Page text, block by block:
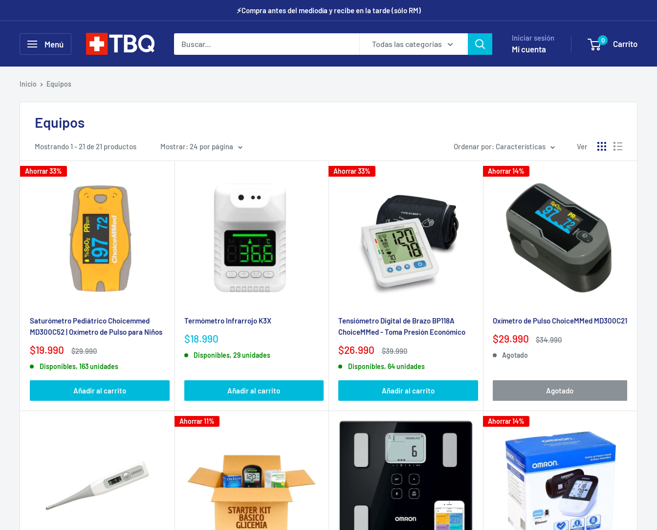
directamente
contenido
⚡Compra antes del mediodía y recibe en la tarde (sólo RM)
Menú tubotiquin.cl Todas las categorias
Iniciar sesión
Mi cuenta
0 Carrito
Inicio Equipos
Equipos
Mostrando 1 - 21 de 21 productos Mostrar: 24 por página Ordenar por: Características Ver
Ahorrar 33%
Saturómetro Pediátrico Choicemmed
MD300C52 | Oxímetro de Pulso para Niños
Precio
venta
$19.990
Precio
$29.990
Disponibles, 163 unidades
Añadir al carrito
Termómetro Infrarrojo K3X
Precio
venta
$18.990
Disponibles, 29 unidades
Añadir al carrito
Ahorrar 33%
Tensiómetro Digital de Brazo BP118A
ChoiceMMed - Toma Presión Económico
Precio
venta
$26.990
Precio
$39.990
Disponibles, 64 unidades
Añadir al carrito
Ahorrar 14%
Oxímetro de Pulso ChoiceMMed MD300C21
Precio
venta
$29.990
Precio
$34.990
Agotado
Agotado
Ahorrar 11% Ahorrar 14%